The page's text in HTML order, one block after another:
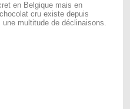
en Belgique mais en
cru existe depuis
multitude de déclinaisons.